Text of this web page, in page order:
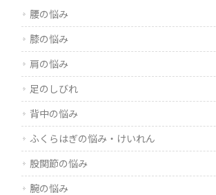
腰の悩み
膝の悩み
肩の悩み
足のしびれ
背中の悩み
ふくらはぎの悩み・けいれん
股関節の悩み
腕の悩み